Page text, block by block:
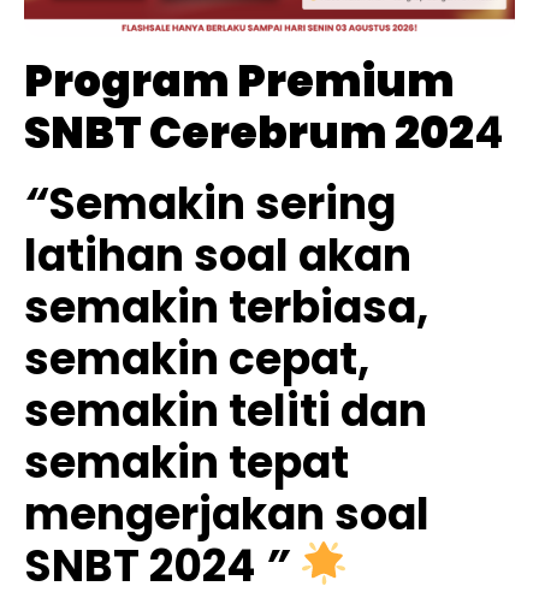
Program Premium
SNBT Cerebrum 2024
“Semakin sering
latihan soal akan
semakin terbiasa,
semakin cepat,
semakin teliti dan
semakin tepat
mengerjakan soal
SNBT 2024 ”